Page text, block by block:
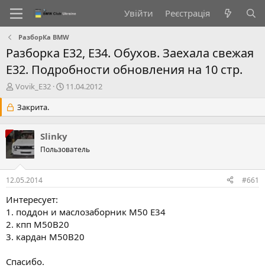
Увійти Реєстрація
РазборКа BMW
Разборка Е32, Е34. Обухов. Заехала свежая
Е32. Подробности обновления на 10 стр.
А
т
о
р
т
е
м
и
Vovik_E32
Д
а
т
в
р
я
11.04.2012
Закрита.
Slinky
Пользователь
12.05.2014 #661
Интересует:
1. поддон и маслозаборник М50 Е34
2. кпп М50В20
3. кардан М50В20
Спасибо.